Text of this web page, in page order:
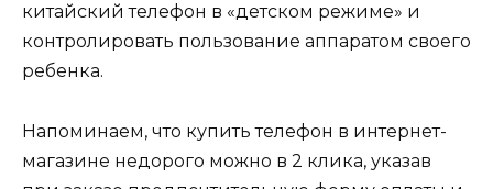
китайский телефон в «детском режиме» и
контролировать пользование аппаратом своего
ребенка.
Напоминаем, что купить телефон в интернет-
магазине недорого можно в 2 клика, указав